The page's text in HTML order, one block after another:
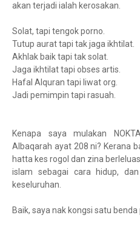
akan terjadi ialah kerosakan.
Solat, tapi tengok porno.
Tutup aurat tapi tak jaga ikhtilat.
Akhlak baik tapi tak solat.
Jaga ikhtilat tapi obses artis.
Hafal Alquran tapi liwat org.
Jadi pemimpin tapi rasuah.
Kenapa saya mulakan
Albaqarah ayat 208 ni? Kerana
hatta kes rogol dan zina
islam sebagai cara hidup,
keseluruhan.
Baik, saya nak kongsi satu